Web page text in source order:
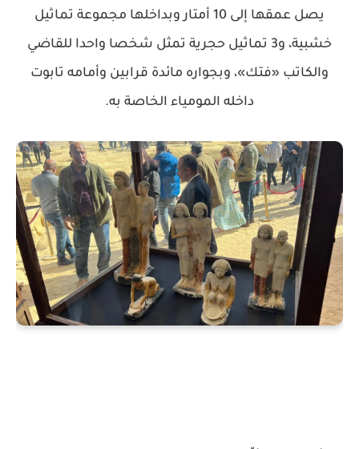
يصل عمقها إلى 10 أمتار وبداخلها مجموعة تماثيل
خشبية، و3 تماثيل حجرية تمثل شخصا واحدا للقاضي
والكاتب «فتك»، وبجواره مائدة قرابين وأمامه تابوت
داخله المومياء الخاصة به.